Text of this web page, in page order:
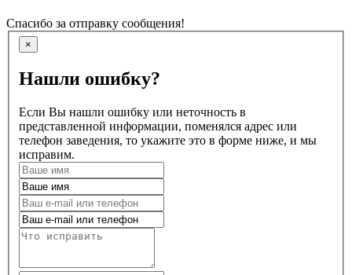
Спасибо за отправку сообщения!
×
Нашли ошибку?
Если Вы нашли ошибку или неточность в
представленной информации, поменялся адрес или
телефон заведения, то укажите это в форме ниже, и мы
исправим.